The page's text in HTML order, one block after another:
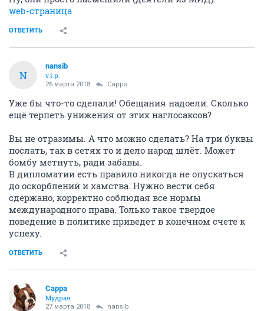
web-страница
ОТВЕТИТЬ
N
nansib
v.i.p.
26 марта 2018 Сарра
Уже бы что-то сделали! Обещания надоели. Сколько
ещё терпеть унижения от этих наглосаксов?
Вы не отразимы. А что можно сделать? На три буквы
послать, так в сетях то и дело народ шлёт. Может
бомбу метнуть, ради забавы.
В дипломатии есть правило никогда не опускаться
до оскорблений и хамства. Нужно вести себя
сдержано, корректно соблюдая все нормы
международного права. Только такое твердое
поведение в политике приведет в конечном счете к
успеху.
ОТВЕТИТЬ
Сарра
Мудрая
27 марта 2018 nansib